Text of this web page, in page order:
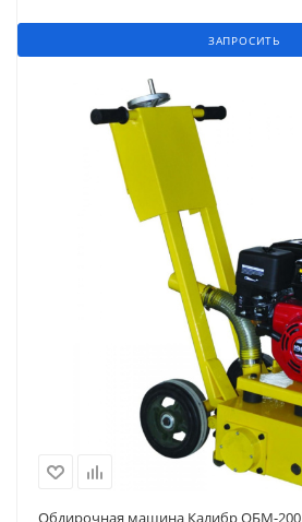
ЗАПРОСИТЬ
Обдирочная машина Калибр ОБМ-200